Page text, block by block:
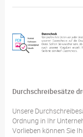
Durchschreibesätze
Unsere
Ordnung in Ihr
Vorlieben können Sie